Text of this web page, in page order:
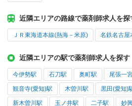
近隣エリアの路線で薬剤師求人を探
ＪＲ東海道本線(熱海－米原) 名鉄名古屋
近隣エリアの駅で薬剤師求人を探す
今伊勢駅 石刀駅 奥町駅 尾張一
観音寺(愛知)駅 木曽川駅 黒田(愛知)
新木曽川駅 玉ノ井駅 二子駅 妙